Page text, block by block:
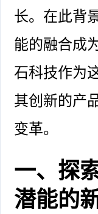
长。在此背
能的融合成
石科技作为
其创新的产
变革。
一、探
潜能的